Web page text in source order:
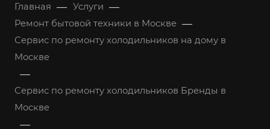
Главная — Услуги —
Ремонт бытовой техники в Москве —
Сервис по ремонту холодильников на дому в
Москве
—
Сервис по ремонту холодильников Бренды в
Москве
—